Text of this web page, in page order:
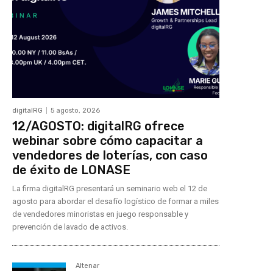
digitalRG 5 agosto, 2026
12/AGOSTO: digitalRG ofrece
webinar sobre cómo capacitar a
vendedores de loterías, con caso
de éxito de LONASE
La firma digitalRG presentará un seminario web el 12 de
agosto para abordar el desafío logístico de formar a miles
de vendedores minoristas en juego responsable y
prevención de lavado de activos.
Altenar